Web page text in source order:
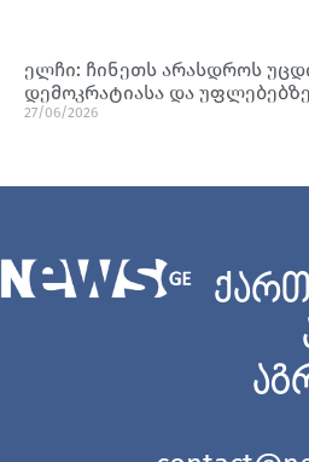
ელჩი: ჩინეთს არასდროს
დემოკრატიასა და
27/06/2026